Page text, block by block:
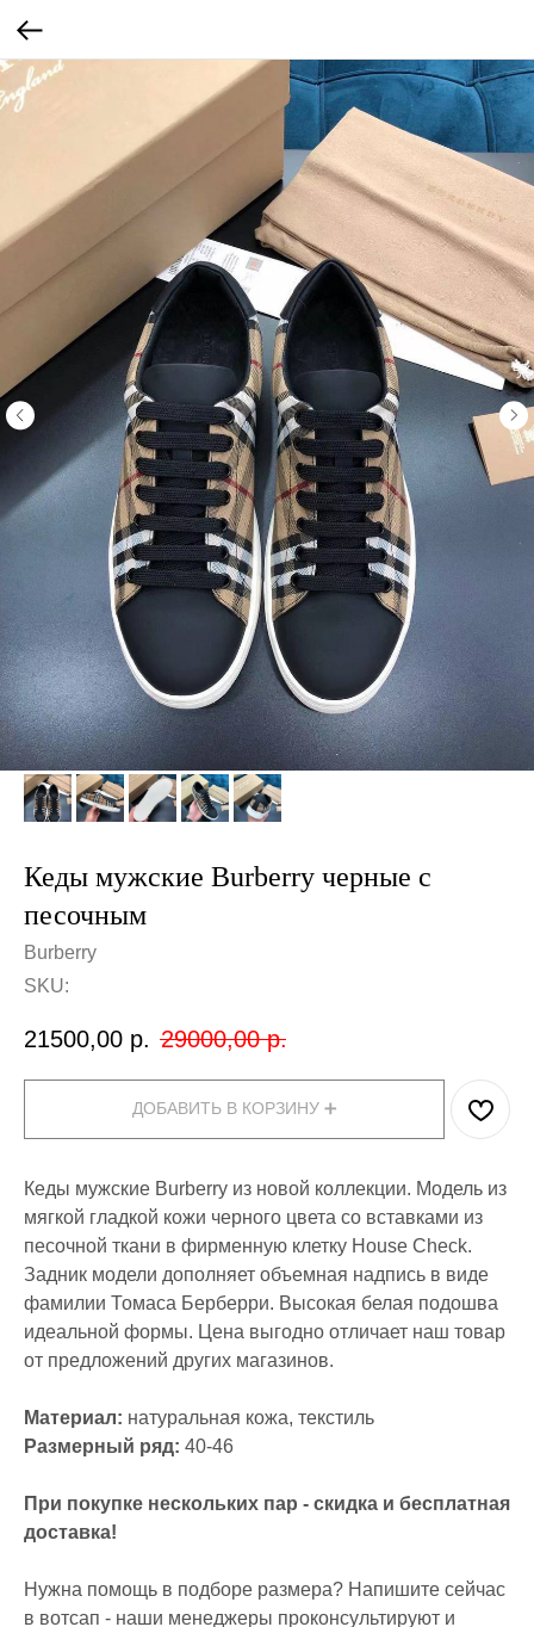
Кеды мужские Burberry черные с
песочным
Burberry
SKU:
21500,00 р. 29000,00 р.
ДОБАВИТЬ В КОРЗИНУ ➕
Кеды мужские Burberry из новой коллекции. Модель из
мягкой гладкой кожи черного цвета со вставками из
песочной ткани в фирменную клетку House Check.
Задник модели дополняет объемная надпись в виде
фамилии Томаса Берберри. Высокая белая подошва
идеальной формы. Цена выгодно отличает наш товар
от предложений других магазинов.
Материал: натуральная кожа, текстиль
Размерный ряд: 40-46
При покупке нескольких пар - скидка и бесплатная
доставка!
Нужна помощь в подборе размера? Напишите сейчас
в вотсап - наши менеджеры проконсультируют и